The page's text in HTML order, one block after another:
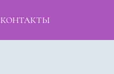
КОНТАКТЫ